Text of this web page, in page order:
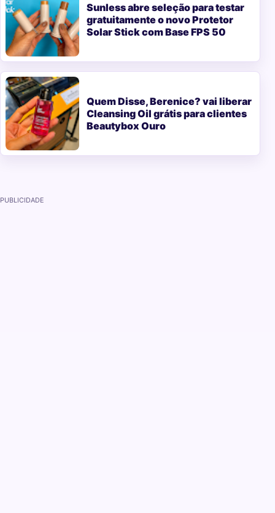
Sunless abre seleção para testar
gratuitamente o novo Protetor
Solar Stick com Base FPS 50
Quem Disse, Berenice? vai liberar
Cleansing Oil grátis para clientes
Beautybox Ouro
PUBLICIDADE